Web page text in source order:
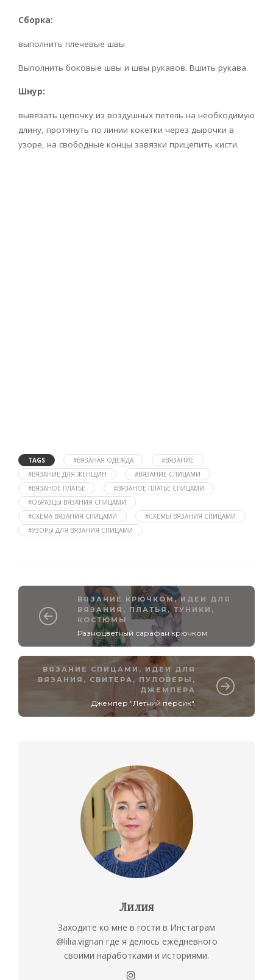
Сборка:
выполнить плечевые швы
Выполнить боковые швы и швы рукавов. Вшить рукава.
Шнур:
вывязать цепочку из воздушных петель на необходимую
длину, протянуть по линии кокетки через дырочки в
узоре, на свободные концы завязки прицепить кисти.
TAGS #ВЯЗАНАЯ ОДЕЖДА
#ВЯЗАНИЕ
#ВЯЗАНИЕ ДЛЯ ЖЕНЩИН
#ВЯЗАНИЕ СПИЦАМИ
#ВЯЗАНОЕ ПЛАТЬЕ
#ВЯЗАНОЕ ПЛАТЬЕ СПИЦАМИ
#ОБРАЗЦЫ ВЯЗАНИЯ СПИЦАМИ
#СХЕМА ВЯЗАНИЯ СПИЦАМИ
#СХЕМЫ ВЯЗАНИЯ СПИЦАМИ
#УЗОРЫ ДЛЯ ВЯЗАНИЯ СПИЦАМИ
ВЯЗАНИЕ КРЮЧКОМ,ИДЕИ ДЛЯ
ВЯЗАНИЯ , ПЛАТЬЯ, ТУНИКИ,
КОСТЮМЫ
Разноцветный сарафан крючком
ВЯЗАНИЕ СПИЦАМИ , ИДЕИ ДЛЯ
ВЯЗАНИЯ , СВИТЕРА, ПУЛОВЕРЫ,
ДЖЕМПЕРА
Джемпер "Летний персик".
Лилия
Заходите ко мне в гости в Инстаграм
@lilia.vignan где я делюсь ежедневного
своими наработками и историями.